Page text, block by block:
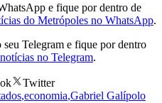
e fique por dentro de
do Metrópoles no WhatsApp.
Telegram e fique por dentro
no Telegram.
Twitter
,economia,Gabriel Galípolo